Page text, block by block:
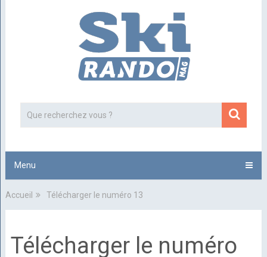
Menu
Accueil Télécharger le numéro 13
Télécharger le numéro